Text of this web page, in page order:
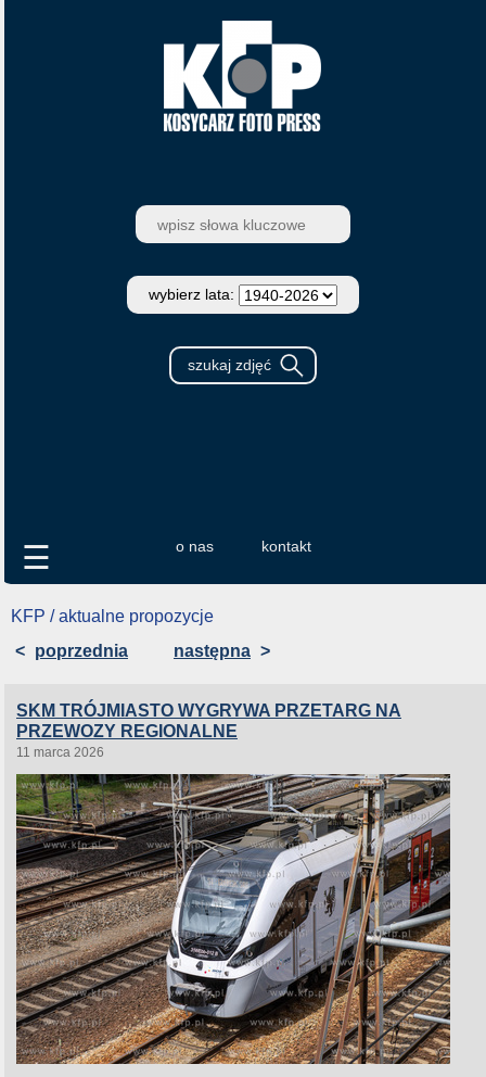
wybierz lata:
o nas kontakt
☰
KFP / aktualne propozycje
< poprzednia następna >
SKM TRÓJMIASTO WYGRYWA PRZETARG NA
PRZEWOZY REGIONALNE
11 marca 2026